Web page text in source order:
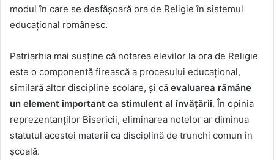
modul în care se desfășoară ora de Religie în sistemul
educațional românesc.
Patriarhia mai susține că notarea elevilor la ora de Religie
este o componentă firească a procesului educațional,
similară altor discipline școlare, și că evaluarea rămâne
un element important ca stimulent al învățării. În opinia
reprezentanților Bisericii, eliminarea notelor ar diminua
statutul acestei materii ca disciplină de trunchi comun în
școală.